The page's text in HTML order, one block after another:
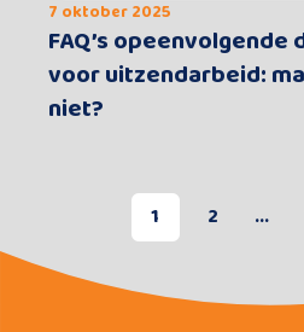
7 oktober 2025
FAQ’s
voor uitzendarbeid:
niet?
1 2 ...